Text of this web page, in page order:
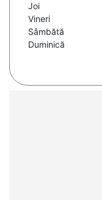
Joi
Vineri
Sâmbătă
Duminică